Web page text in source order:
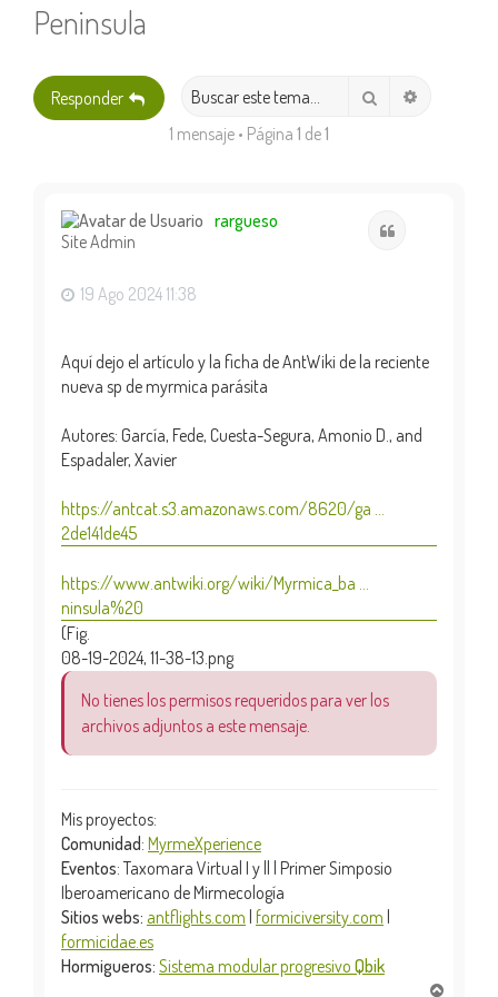
Peninsula
Responder Buscar
1 mensaje • Página 1 de1
rargueso
Site Admin
19 Ago 2024 11:38
Aquí dejo el artículo y la ficha de AntWiki de la reciente
nueva sp de myrmica parásita
Autores: García, Fede, Cuesta-Segura, Amonio D., and
Espadaler, Xavier
https://antcat.s3.amazonaws.com/8620/ga ...
2de141de45
https://www.antwiki.org/wiki/Myrmica_ba ...
ninsula%20
(Fig.
08-19-2024, 11-38-13.png
No tienes los permisos requeridos para ver los
archivos adjuntos a este mensaje.
Mis proyectos:
Comunidad: MyrmeXperience
Eventos: Taxomara Virtual I y || | Primer Simposio
Iberoamericano de Mirmecología
Sitios webs: antflights.com | formiciversity.com |
formicidae.es
Hormigueros: Sistema modular progresivo Qbik